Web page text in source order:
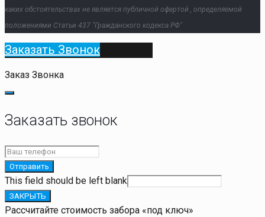
каких обстоятельствах не является публичной офертой , определяемой
положениями Статьи 437 "Гражданского кодекса РФ"
Заказать Звонок
Заказ Звонка
Заказать звонок
Отправить
This field should be left blank
ЗАКРЫТЬ
Рассчитайте стоимость забора «под ключ»